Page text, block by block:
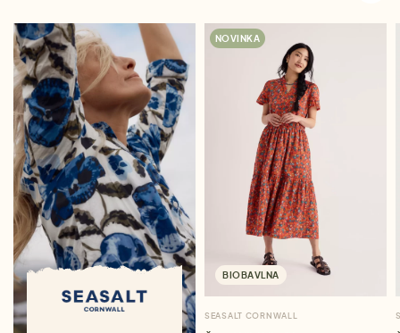
NOVINKA
BIOBAVLNA
SEASALT CORNWALL